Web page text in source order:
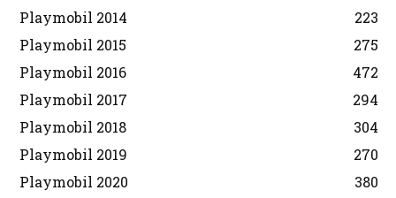
Playmobil 2014
223
Playmobil 2015
275
Playmobil 2016
472
Playmobil 2017
294
Playmobil 2018
304
Playmobil 2019
270
Playmobil 2020
380